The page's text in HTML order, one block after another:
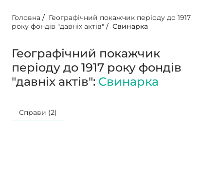
Головна / Географічний покажчик періоду до 1917
року фондів "давніх актів" / Свинарка
Географічний покажчик
періоду до 1917 року фондів
"давніх актів": Свинарка
Справи (2)